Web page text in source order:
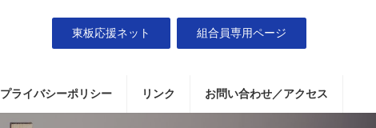
東板応援ネット 組合員専用ページ
プライバシーポリシー リンク お問い合わせ／アクセス